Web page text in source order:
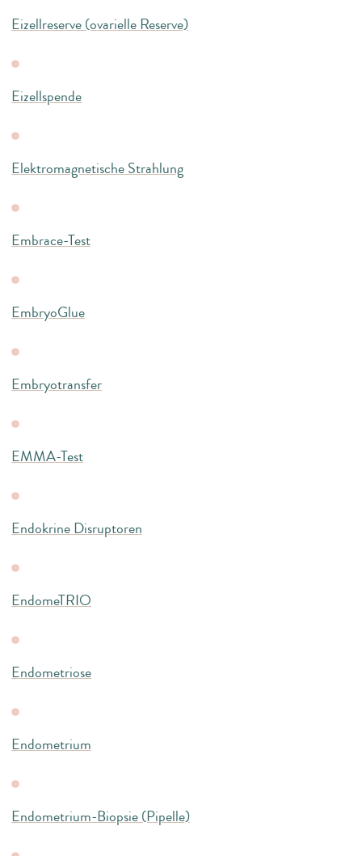
Eizellreserve (ovarielle Reserve)
Eizellspende
Elektromagnetische Strahlung
Embrace-Test
EmbryoGlue
Embryotransfer
EMMA-Test
Endokrine Disruptoren
EndomeTRIO
Endometriose
Endometrium
Endometrium-Biopsie (Pipelle)